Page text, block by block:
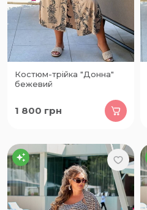
Костюм-трійка "Донна"
бежевий
1 800 грн